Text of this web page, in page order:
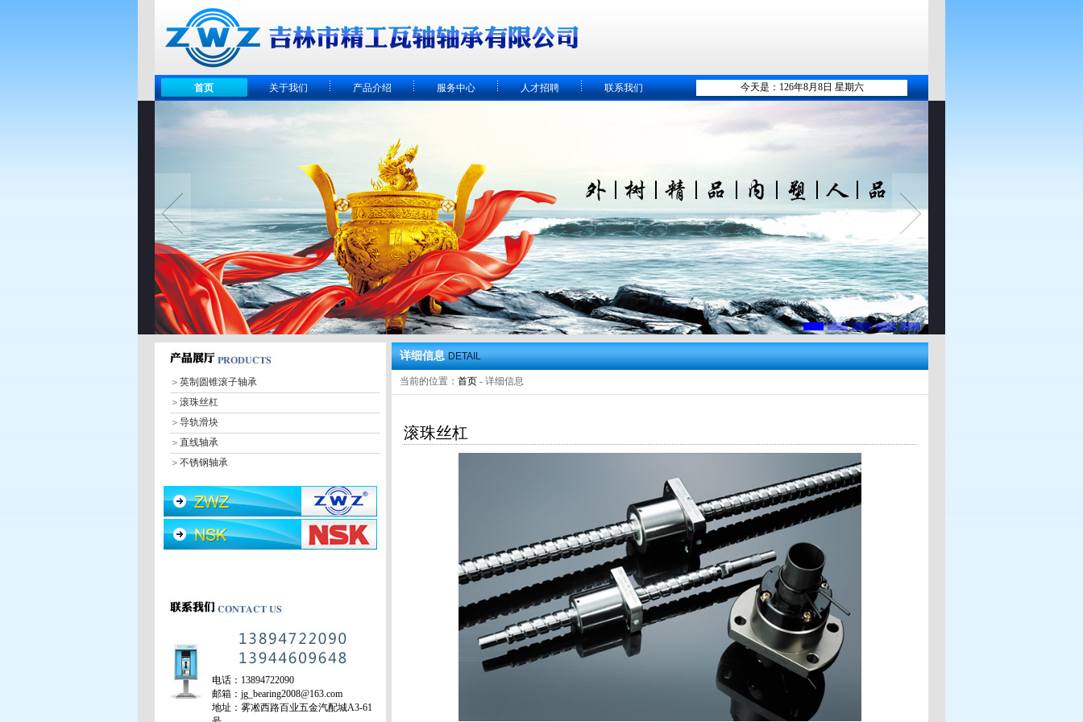
首页 关于我们 产品介绍 服务中心 人才招聘 联系我们 今天是：126年8月8日 星期六
＞ 英制圆锥滚子轴承
＞ 滚珠丝杠
＞ 导轨滑块
＞ 直线轴承
＞ 不锈钢轴承
＞调心球轴承
＞圆柱滚子轴承
＞调心滚子轴承
＞推力调心滚子轴承
＞轴承皮带
轴承加热器
密封件
角接触球轴承
电话：13894722090
邮箱：jg_bearing2008@163.com
地址：雾凇西路百业五金汽配城A3-61
详细信息DETAIL
当前的位置： 首页 - 详细信息
滚珠丝杠